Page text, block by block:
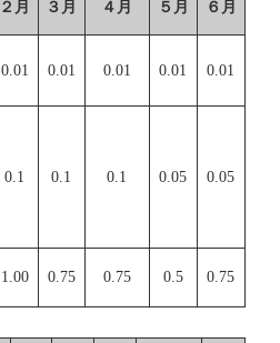
２月 ３月 ４月 ５月 ６月
0.01 0.01 0.01 0.01
0.01
0.1 0.1 0.1 0.05 0.05
1.00 0.75 0.75 0.5 0.75